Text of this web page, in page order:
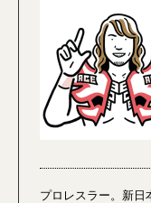
プロレスラー。新日